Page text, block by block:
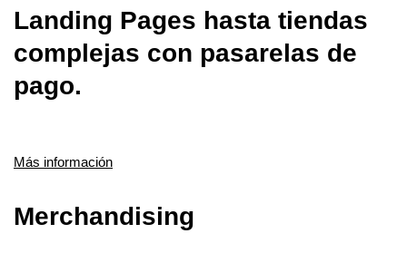
Landing Pages hasta tiendas
complejas con pasarelas de
pago.
Más información
Merchandising